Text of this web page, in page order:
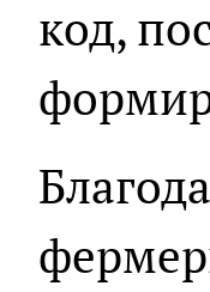
код,